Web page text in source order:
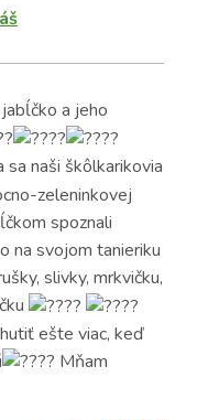
a jeho
sa naši škôlkarikovia
zeleninkovej
spoznali
na svojom tanieriku
slivky, mrkvičku,
ešte viac, keď
Mňam